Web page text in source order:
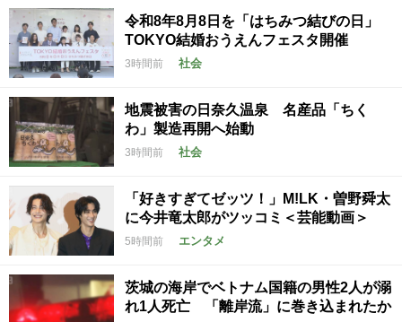
令和8年8月8日を「はちみつ結びの日」
TOKYO結婚おうえんフェスタ開催
3時間前 社会
地震被害の日奈久温泉 名産品「ちく
わ」製造再開へ始動
3時間前 社会
「好きすぎてゼッツ！」M!LK・曽野舜太
に今井竜太郎がツッコミ＜芸能動画＞
5時間前 エンタメ
茨城の海岸でベトナム国籍の男性2人が溺
れ1人死亡 「離岸流」に巻き込まれたか